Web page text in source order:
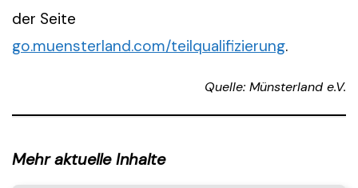
der Seite
go.muensterland.com/teilqualifizierung.
Quelle: Münsterland e.V.
Mehr aktuelle Inhalte